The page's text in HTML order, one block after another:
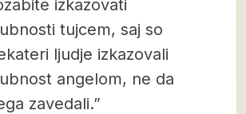
izkazovati
tujcem, saj so
ljudje izkazovali
angelom, ne da
zavedali.”